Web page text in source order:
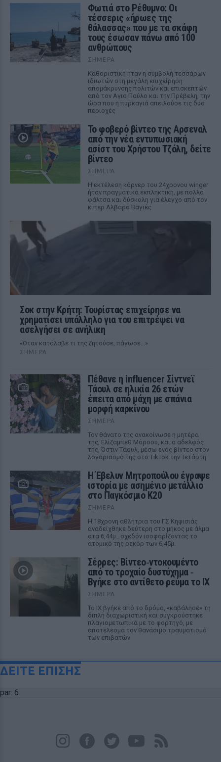
Φωτιά στο Ρέθυμνο: Οι
τέσσερις «ήρωες της
θάλασσας» που με τα σκάφη
τους έσωσαν πάνω από 100
ανθρώπους
ΣΉΜΕΡΑ
Καθοριστική ήταν η συμβολή τεσσάρων
ιδιωτών στη μεγάλη επιχείρηση
απομάκρυνσης πολιτών και επισκεπτών
από τον Αγιο Παύλο και την Πρέβελη, την
ώρα που η πυρκαγιά απειλούσε τις δύο
περιοχές
Το φοβερό βίντεο της Αρσεναλ
από την νέα εντυπωσιακή
ασίστ του Χρήστου Τζόλη, δείτε
βίντεο
ΣΉΜΕΡΑ
Η εκτέλεση κόρνερ του 24χρονου winger
ήταν πραγματικά εκπληκτική, με πολλά
φάλτσα και δύσκολη για έλεγχο από τον
κίπερ Αλβαρο Βαγιές
Σοκ στην Κρήτη: Τουρίστας επιχείρησε να
χρηματίσει υπάλληλο για του επιτρέψει να
ασελγήσει σε ανήλικη
«Όταν κατάλαβε τι της ζητούσε, πάγωσε...»
ΣΉΜΕΡΑ
Πέθανε η influencer Σίντνεϊ
Τάουλ σε ηλικία 26 ετών
έπειτα από μάχη με σπάνια
μορφή καρκίνου
ΣΉΜΕΡΑ
Τον θάνατο της ανακοίνωσε η μητέρα
της, Ελίζαμπεθ Μόροου, και ο αδελφός
της, Όστιν Τάουλ, μέσω ενός βίντεο στον
λογαριασμό της στο TikTok την Τετάρτη
Η Έβελυν Μητροπούλου έγραψε
ιστορία με ασημένιο μετάλλιο
στο Παγκόσμιο Κ20
ΣΉΜΕΡΑ
Η 18χρονη αθλήτρια του ΓΣ Κηφισιάς
αναδείχθηκε δεύτερη στο μήκος με άλμα
στα 6,44μ., σχεδόν ισοφαρίζοντας το
ατομικό της ρεκόρ των 6,45μ.
Σέρρες: Βίντεο‑ντοκουμέντο
από το τροχαίο δυστύχημα ‑
Βγήκε στο αντίθετο ρεύμα το ΙΧ
ΣΉΜΕΡΑ
Το ΙΧ βγήκε από το δρόμο, «καβάλησε» τη
διπλή διαχωριστική και συγκρούστηκε
πλαγιομετωπικά με το φορτηγό, με
αποτέλεσμα τον θανάσιμο τραυματισμό
των επιβατών
ΔΕΙΤΕ ΕΠΙΣΗΣ
par: 6